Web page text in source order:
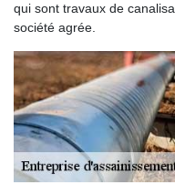
qui sont travaux de
société agrée.